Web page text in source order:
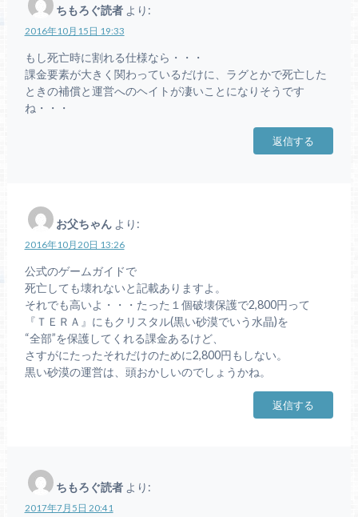
ちもろぐ読者 より:
2016年10月15日 19:33
もし死亡時に割れる仕様なら・・・
課金要素が大きく関わっているだけに、ラグとかで死亡した
ときの補償と運営へのヘイトが凄いことになりそうです
ね・・・
返信する
お父ちゃん より:
2016年10月20日 13:26
公式のゲームガイドで
死亡しても壊れないと記載ありますよ。
それでも高いよ・・・たった１個破壊保護で2,800円って
『ＴＥＲＡ』にもクリスタル(黒い砂漠でいう水晶)を
“全部”を保護してくれる課金あるけど、
さすがにたったそれだけのために2,800円もしない。
黒い砂漠の運営は、頭おかしいのでしょうかね。
返信する
ちもろぐ読者 より:
2017年7月5日 20:41